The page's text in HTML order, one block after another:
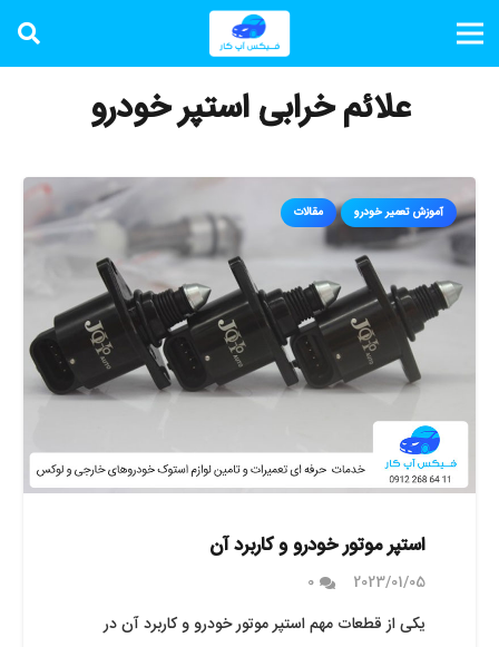
علائم خرابی استپر خودرو
آموزش تعمیر خودرو مقالات
استپر موتور خودرو و کاربرد آن
2023/01/05
0
یکی از قطعات مهم استپر موتور خودرو و کاربرد آن در